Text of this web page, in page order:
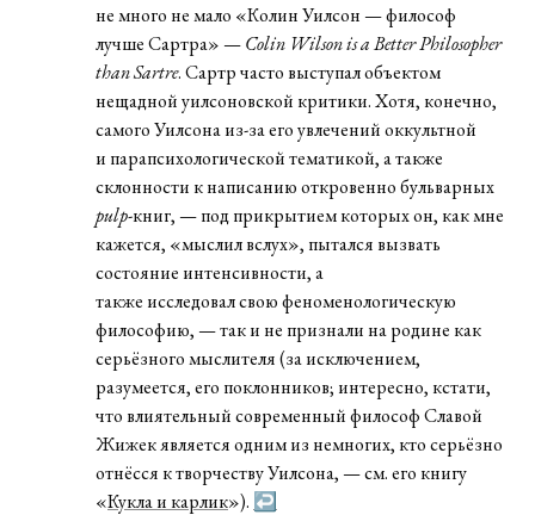
не много не мало «Колин Уилсон — философ
лучше Сартра» —Colin Wilson is a Better Philosopher
than Sartre. Сартр часто выступал объектом
нещадной уилсоновской критики. Хотя, конечно,
самого Уилсона из-за его увлечений оккультной
и парапсихологической тематикой, а также
склонности к написанию откровенно бульварных
pulp-книг, — под прикрытием которых он, как мне
кажется, «мыслил вслух», пытался вызвать
состояние интенсивности, а
также исследовал свою феноменологическую
философию, — так и не признали на родине как
серьёзного мыслителя (за исключением,
разумеется, его поклонников; интересно, кстати,
что влиятельный современный философ Славой
Жижек является одним из немногих, кто серьёзно
отнёсся к творчеству Уилсона, — см. его книгу
«Кукла и карлик»). ↩